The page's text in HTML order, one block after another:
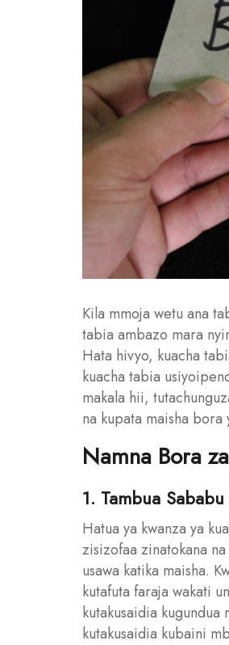
Kila mmoja wetu ana
tabia ambazo mara
Hata hivyo, kuacha
kuacha tabia
makala hii,
na kupata maisha bora
Namna Bora
1. Tambua
Hatua ya kwanza ya
zisizofaa zinatokana
usawa katika maisha.
kutafuta faraja wakati
kutakusaidia
kutakusaidia kubaini